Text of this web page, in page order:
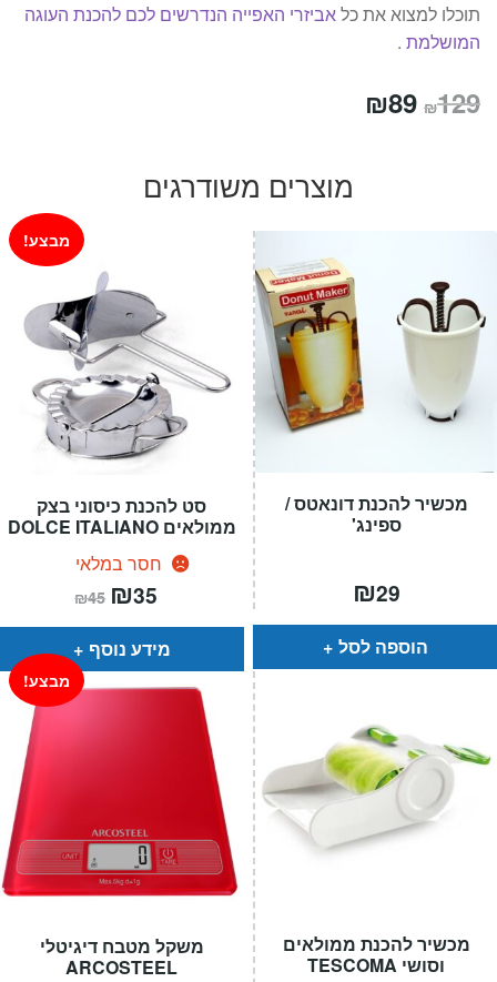
תוכלו למצוא את כלאביזרי האפייה הנדרשים לכם להכנת העוגה
המושלמת .
₪129 המחיר
₪89
הוא:
מוצרים משודרגים
סט להכנת כיסוני בצק
ממולאים DOLCE ITALIANO
חסר במלאי
מבצע!
₪45 המחיר
המקורי
היה:
₪45.
₪35
הוא:
מידע נוסף
מכשיר להכנת דונאטס /
ספינג'
₪29
הוספה לסל
משקל מטבח דיגיטלי
ARCOSTEEL
מבצע!
מכשיר להכנת ממולאים
וסושי TESCOMA